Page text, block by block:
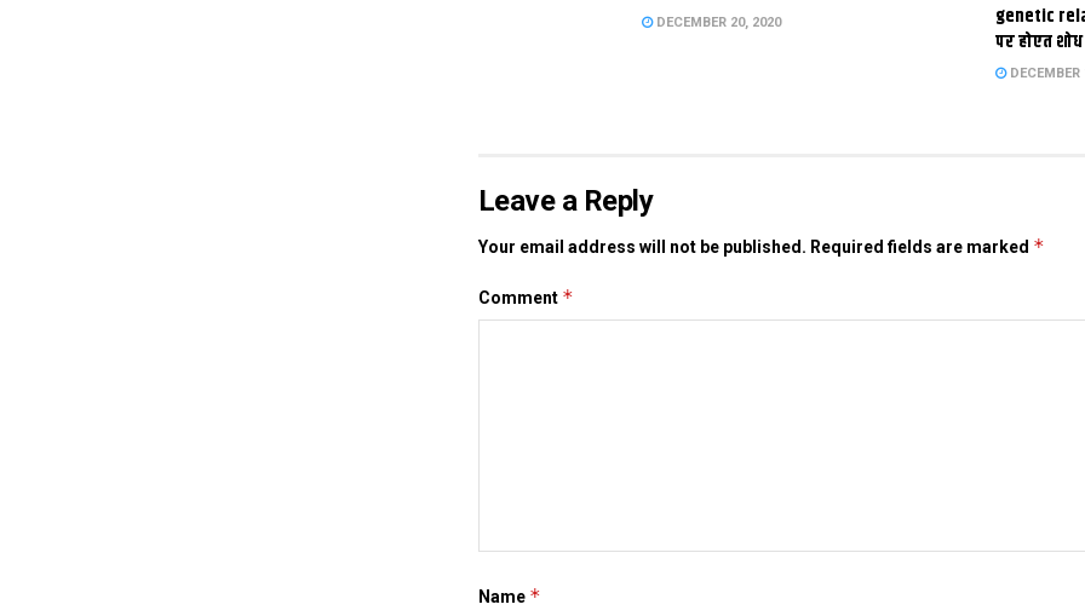
DECEMBER 20, 2020
genetic
पर होएत शोध
DECEMBER
Leave a Reply
Your email address will not be published. Required fields are marked *
Comment *
Name *